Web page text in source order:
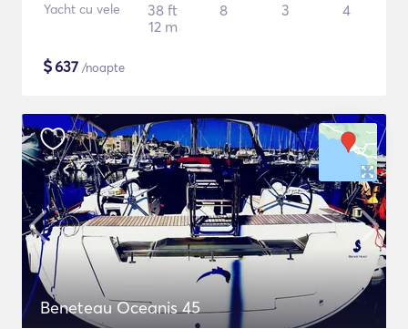
Yacht cu vele
38 ft
12 m
8 3 4
$637 /noapte
Beneteau Oceanis 45